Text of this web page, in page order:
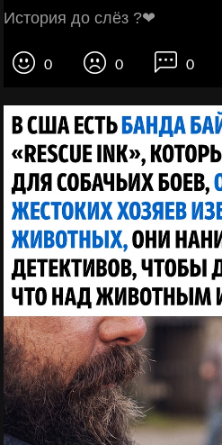
История до слёз ?❤
0 0 0